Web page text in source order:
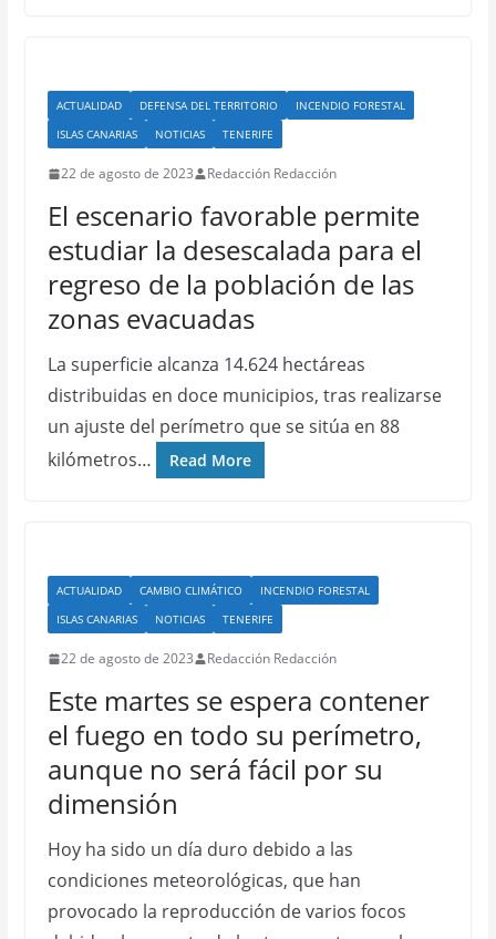
ACTUALIDAD DEFENSA DEL TERRITORIO
INCENDIO FORESTAL
ISLAS CANARIAS
NOTICIAS TENERIFE
22 de agosto de 2023 Redacción Redacción
El escenario favorable permite
estudiar la desescalada para el
regreso de la población de las
zonas evacuadas
La superficie alcanza 14.624 hectáreas
distribuidas en doce municipios, tras realizarse
un ajuste del perímetro que se sitúa en 88
kilómetros…
Read More
ACTUALIDAD CAMBIO CLIMÁTICO
INCENDIO FORESTAL
ISLAS CANARIAS
NOTICIAS TENERIFE
22 de agosto de 2023 Redacción Redacción
Este martes se espera contener
el fuego en todo su perímetro,
aunque no será fácil por su
dimensión
Hoy ha sido un día duro debido a las
condiciones meteorológicas, que han
provocado la reproducción de varios focos